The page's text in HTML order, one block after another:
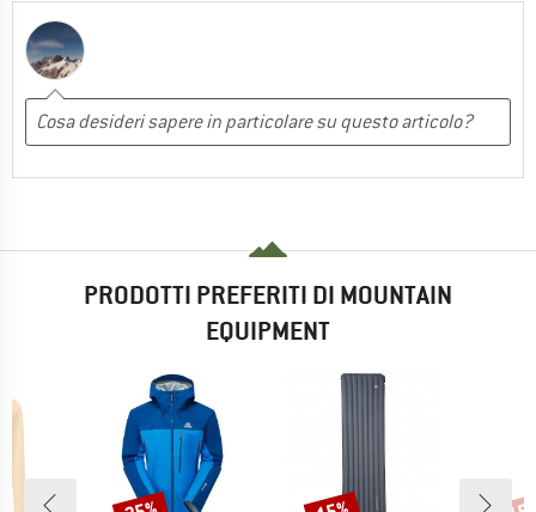
PRODOTTI PREFERITI DI MOUNTAIN
EQUIPMENT